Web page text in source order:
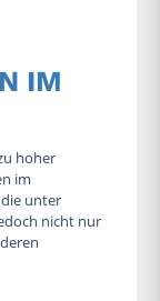
IM
hoher
im
unter
nicht nur